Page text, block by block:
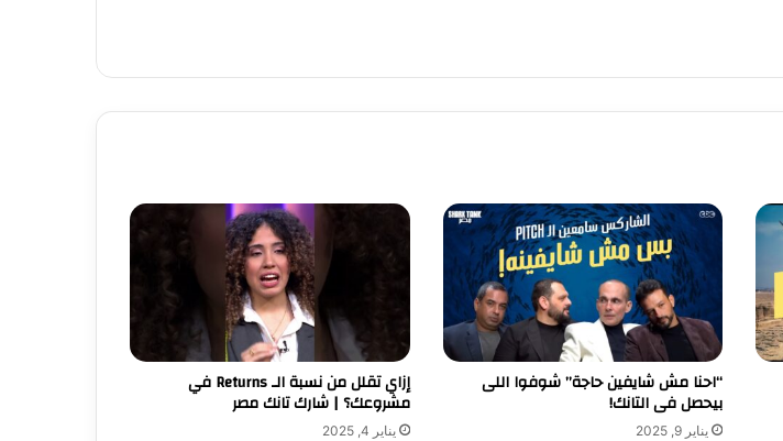
“احنا مش شايفين حاجة” شوفوا اللى
بيحصل فى التانك!
يناير 9, 2025
إزاي تقلل من نسبة الـ Returns في
مشروعك؟ | شارك تانك مصر
يناير 4, 2025